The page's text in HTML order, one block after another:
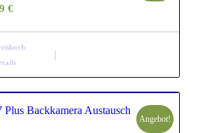
€Aktueller
ist:
Plus Backkamera Austausch
Angebot!